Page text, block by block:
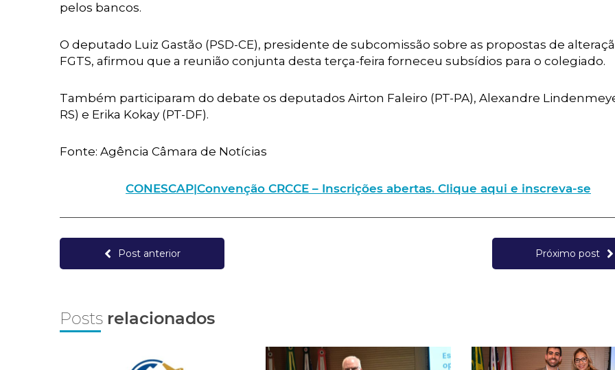
pelos bancos.
O deputado Luiz Gastão (PSD-CE), presidente de subcomissão sobre as propostas de
FGTS, afirmou que a reunião conjunta desta terça-feira forneceu subsídios para o colegiado.
Também participaram do debate os deputados Airton Faleiro (PT-PA), Alexandre
RS) e Erika Kokay (PT-DF).
Fonte: Agência Câmara de Notícias
CONESCAP|Convenção CRCCE – Inscrições abertas. Clique aqui e inscreva-se
Post anterior Próximo post
Posts relacionados